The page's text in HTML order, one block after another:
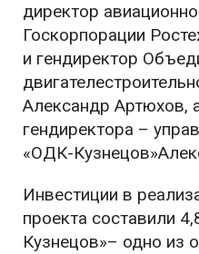
директор
Госкорпорации
и гендиректор
Александр Артюхов,
гендиректора –
«ОДК-
Инвестиции в
проекта составили
Кузнецов»– одно из